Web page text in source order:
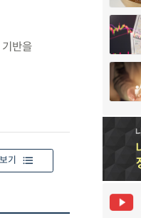
반을
기